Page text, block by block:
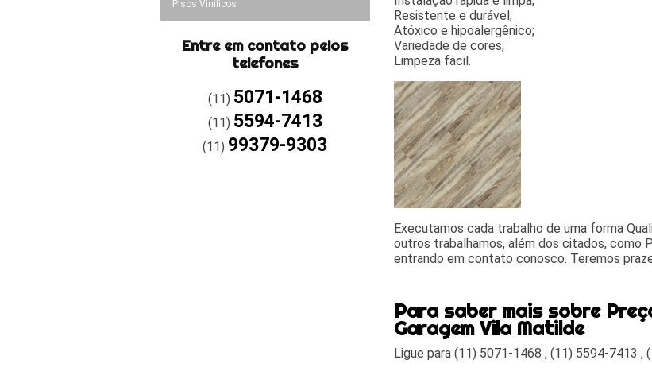
Pisos Vinílicos
Entre em contato pelos
telefones
(11) 5071-1468
(11) 5594-7413
(11) 99379-9303
Resistente e durável;
Atóxico e hipoalergênico;
Variedade de cores;
Limpeza fácil.
Executamos cada trabalho de uma forma
outros trabalhamos, além dos citados, como
entrando em contato conosco. Teremos
Para saber mais sobre
Garagem Vila Matilde
Ligue para (11) 5071-1468 , (11) 5594-7413 ,